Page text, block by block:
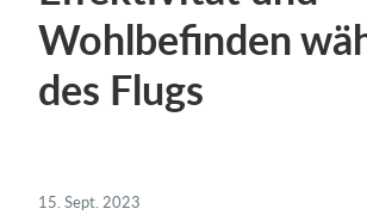
Homepage erstellen
Vereins App
Belegungsplan
Deutsch
Wohlbefinden
des Flugs
15. Sept. 2023